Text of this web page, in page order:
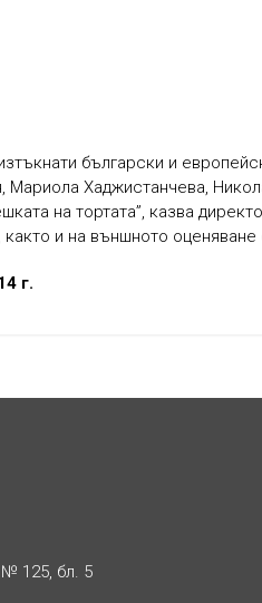
български и
Мариола Хаджистанчева,
на тортата”, казва
и на външното
г.
125, бл. 5